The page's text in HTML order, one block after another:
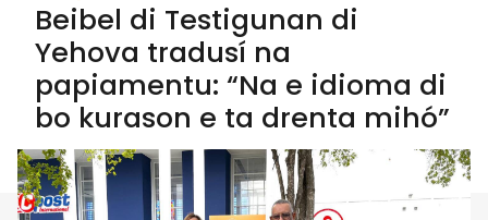
Beibel di Testigunan di
Yehova tradusí na
papiamentu: “Na e idioma di
bo kurason e ta drenta mihó”